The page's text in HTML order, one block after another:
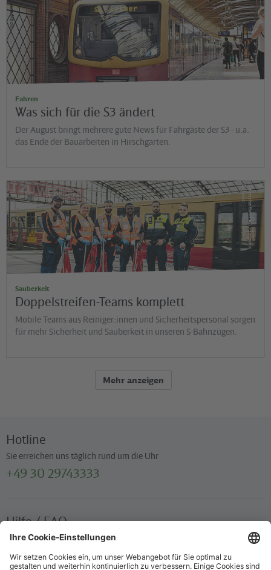
Diana Möckl
Fahren
Was sich für die S3 ändert
Der August bringt mehrere gute News für Fahrgäste der S3 - u.a.
das Ende der Bauarbeiten in Hirschgarten.
©
D
e
u
t
s
c
h
e
B
a
h
n
A
G
/
D
o
m
in
ic
D
u
p
o
n
t
Sauberkeit
Doppelstreifen-Teams komplett
Mobile Teams aus Reiniger:innen und Sicherheitspersonal sorgen
für mehr Sicherheit und Sauberkeit in unseren S-Bahnzügen.
Mehr anzeigen
Hotline
Sie erreichen uns täglich rund um die Uhr
+49 30 29743333
Hilfe / FAQ
Die wichtigsten Antworten und Hilfestellungen für unterwegs